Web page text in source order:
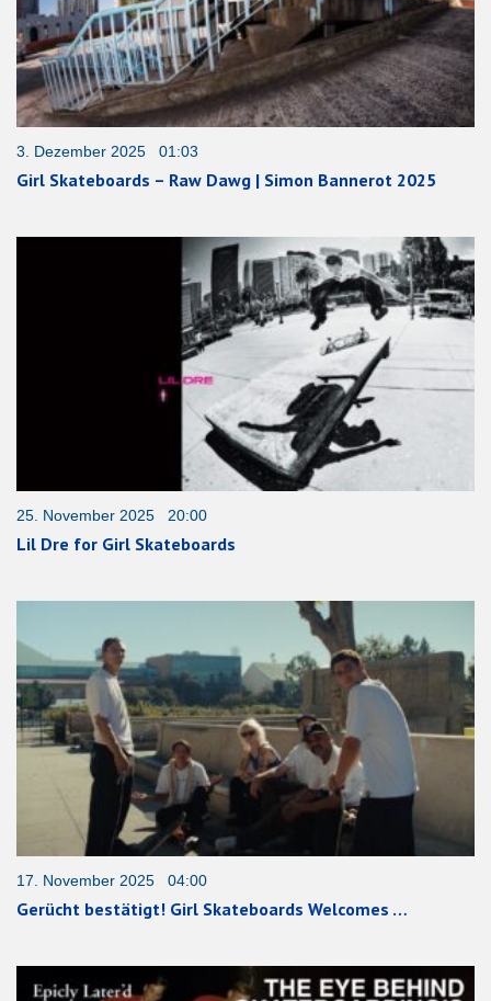
3. Dezember 2025 01:03
Girl Skateboards – Raw Dawg | Simon Bannerot 2025
25. November 2025 20:00
Lil Dre for Girl Skateboards
17. November 2025 04:00
Gerücht bestätigt! Girl Skateboards Welcomes …